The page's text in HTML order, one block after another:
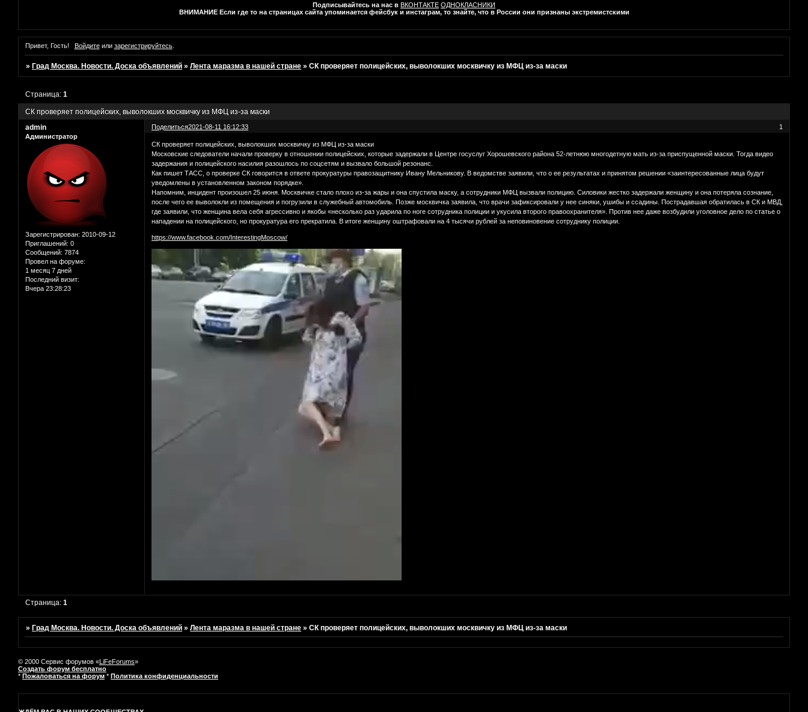
Подписывайтесь на нас в ВКОНТАКТЕ ОДНОКЛАСНИКИ
ВНИМАНИЕ Если где то на страницах сайта упоминается фейсбук и инстаграм, то знайте, что в России они признаны экстремистскими
Привет, Гость! Войдитеили зарегистрируйтесь.
» Град Москва. Новости. Доска объявлений »Лента маразма в нашей стране »СК проверяет полицейских, выволокших москвичку из МФЦ из-за маски
СК проверяет полицейских, выволокших москвичку из МФЦ из-за маски
Страница:1
Поделиться 1
2021-08-11 16:12:33
admin
Администратор
Зарегистрирован: 2010-09-12
Приглашений: 0
Сообщений: 7874
Провел на форуме:
1 месяц 7 дней
Последний визит:
Вчера 23:28:23
СК проверяет полицейских, выволокших москвичку из МФЦ из-за маски
Московские следователи начали проверку в отношении полицейских, которые задержали в Центре госуслуг Хорошевского района 52-летнюю многодетную мать из-за приспущенной маски. Тогда видео
задержания и полицейского насилия разошлось по соцсетям и вызвало большой резонанс.
Как пишет ТАСС, о проверке СК говорится в ответе прокуратуры правозащитнику Ивану Мельникову. В ведомстве заявили, что о ее результатах и принятом решении «заинтересованные лица будут
уведомлены в установленном законом порядке».
Напомним, инцидент произошел 25 июня. Москвичке стало плохо из-за жары и она спустила маску, а сотрудники МФЦ вызвали полицию. Силовики жестко задержали женщину и она потеряла сознание,
после чего ее выволокли из помещения и погрузили в служебный автомобиль. Позже москвичка заявила, что врачи зафиксировали у нее синяки, ушибы и ссадины. Пострадавшая обратилась в СК и МВД,
где заявили, что женщина вела себя агрессивно и якобы «несколько раз ударила по ноге сотрудника полиции и укусила второго правоохранителя». Против нее даже возбудили уголовное дело по статье о
нападении на полицейского, но прокуратура его прекратила. В итоге женщину оштрафовали на 4 тысячи рублей за неповиновение сотруднику полиции.
https://www.facebook.com/InterestingMoscow/
Страница:1
»Град Москва. Новости. Доска объявлений »Лента маразма в нашей стране »СК проверяет полицейских, выволокших москвичку из МФЦ из-за маски
© 2000 Сервис форумов «LiFeForums»
Создать форум бесплатно
* Пожаловаться на форум * Политика конфиденциальности